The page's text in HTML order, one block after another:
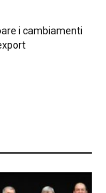
i cambiamenti